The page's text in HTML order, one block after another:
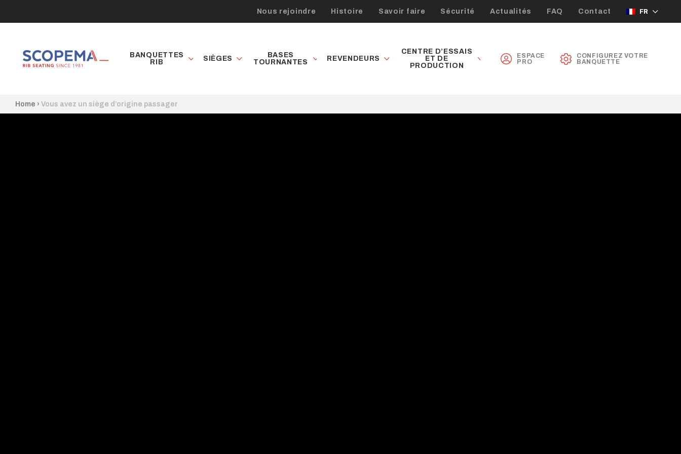
Nous rejoindre Histoire Savoir faire Sécurité Actualités FAQ Contact FR
BANQUETTES
RIB
SIÈGES
BASES
TOURNANTES
REVENDEURS
CENTRE D’ESSAIS
ET DE
PRODUCTION
ESPACE
PRO
CONFIGUREZ VOTRE
BANQUETTE
Home › Vous avez un siège d’origine passager